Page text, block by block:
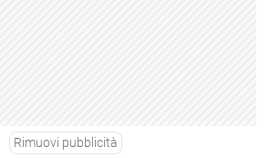
Rimuovi pubblicità